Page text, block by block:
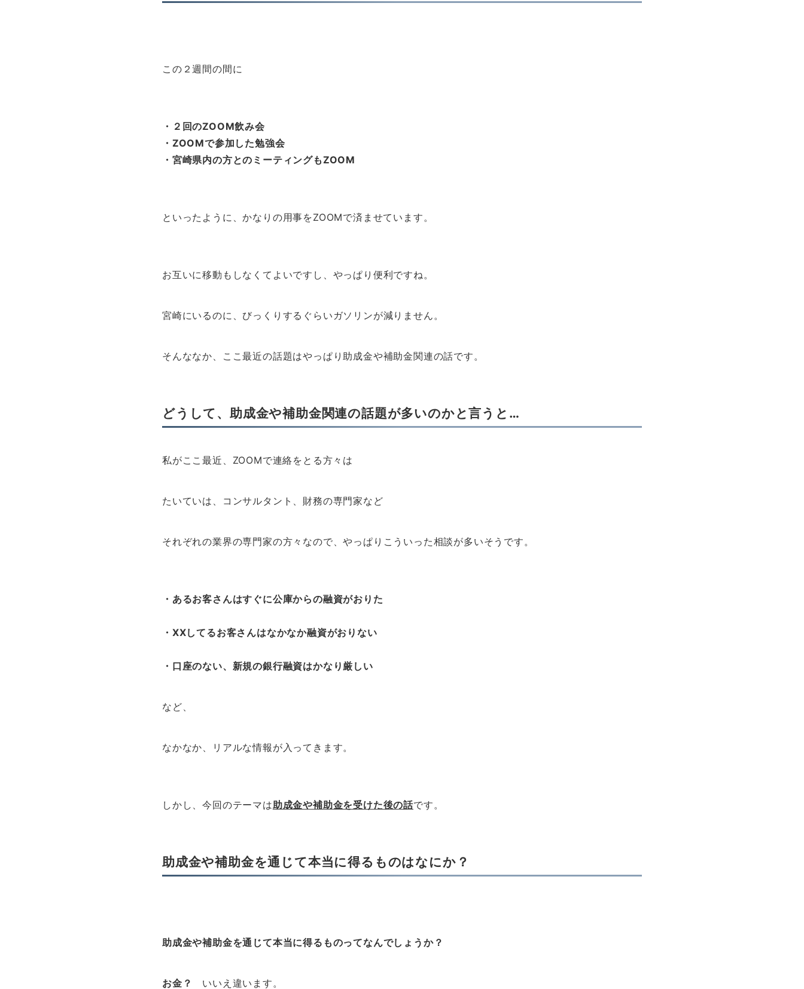
この２週間の間に
・２回のZOOM飲み会
・ZOOMで参加した勉強会
・宮崎県内の方とのミーティングもZOOM
といったように、かなりの用事をZOOMで済ませています。
お互いに移動もしなくてよいですし、やっぱり便利ですね。
宮崎にいるのに、びっくりするぐらいガソリンが減りません。
そんななか、ここ最近の話題はやっぱり助成金や補助金関連の話です。
どうして、助成金や補助金関連の話題が多いのかと言うと…
私がここ最近、ZOOMで連絡をとる方々は
たいていは、コンサルタント、財務の専門家など
それぞれの業界の専門家の方々なので、やっぱりこういった相談が多いそうです。
・あるお客さんはすぐに公庫からの融資がおりた
・XXしてるお客さんはなかなか融資がおりない
・口座のない、新規の銀行融資はかなり厳しい
など、
なかなか、リアルな情報が入ってきます。
しかし、今回のテーマは助成金や補助金を受けた後の話です。
助成金や補助金を通じて本当に得るものはなにか？
助成金や補助金を通じて本当に得るものってなんでしょうか？
お金？ いいえ違います。